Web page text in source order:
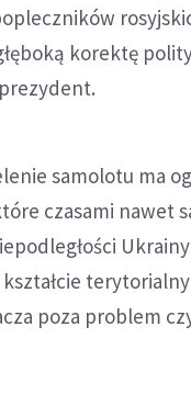
korektę
samolotu ma
czasami nawet
poza problem